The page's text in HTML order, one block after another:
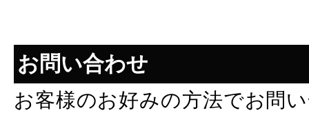
お問い合わせ
お客様のお好みの方法でお問